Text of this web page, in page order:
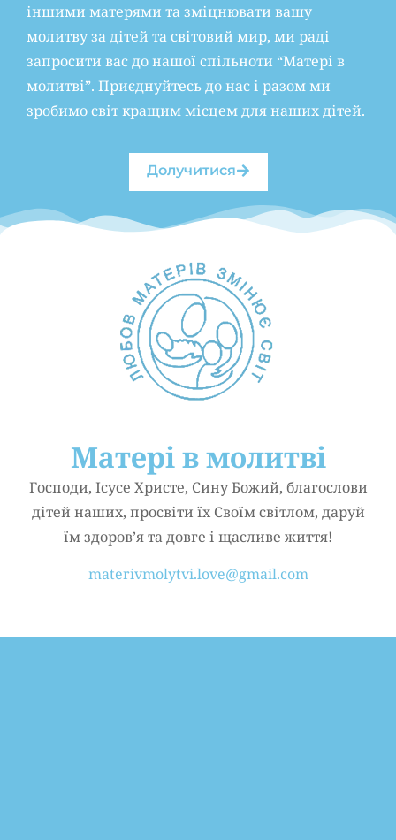
іншими матерями та зміцнювати вашу
молитву за дітей та світовий мир, ми раді
запросити вас до нашої спільноти “Матері в
молитві”. Приєднуйтесь до нас і разом ми
зробимо світ кращим місцем для наших дітей.
Долучитися
Матері в молитві
Господи, Ісусе Христе, Сину Божий, благослови
дітей наших, просвіти їх Своїм світлом, даруй
їм здоров’я та довге і щасливе життя!
materivmolytvi.love@gmail.com